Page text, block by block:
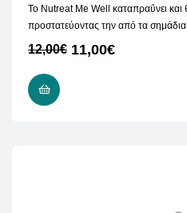
To Nutreat Me Well καταπραΰνει και
προστατεύοντας την από τα
12,00€ 11,00€